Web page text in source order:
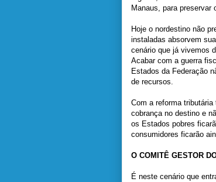
Manaus, para preservar
Hoje o nordestino não
instaladas absorvem
cenário que já vivemos
Acabar com a guerra
Estados da Federação
de recursos.
Com a reforma
cobrança no destino e
os Estados pobres
consumidores ficarão
O COMITÊ GESTOR
É neste cenário que